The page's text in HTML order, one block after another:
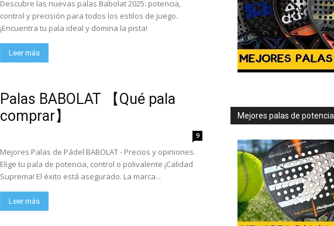
Descubre las nuevas palas Babolat 2025: potencia,
control y precisión para todos los estilos de juego.
¡Encuentra tu pala ideal y domina la pista!
Leer más
Palas BABOLAT 【Qué pala
comprar】
9
Mejores Palas de Pádel BABOLAT - Precios y opiniones.
Elige tu pala de potencia, control o polivalente ¡Calidad
Suprema! El éxito está asegurado. La marca...
Leer más
Mejores palas de potencia